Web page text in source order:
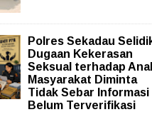
Polres Sekadau
Dugaan Kekerasan
Seksual terhadap
Masyarakat Diminta
Tidak Sebar Informasi
Belum Terverifikasi